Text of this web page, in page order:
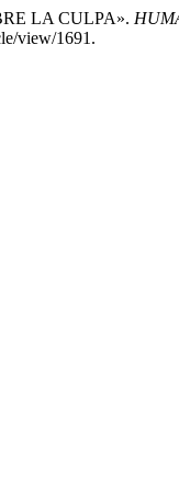
LA CULPA».
view/1691.